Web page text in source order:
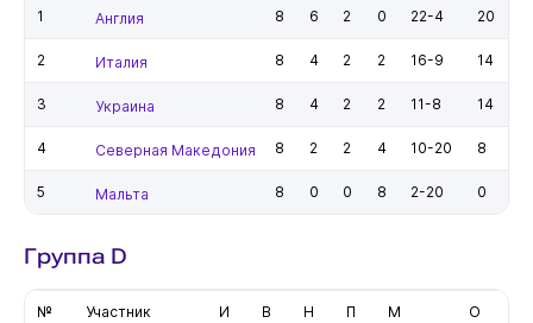
1 Англия 8 6 2 0 22-4 20
2 Италия 8 4 2 2 16-9 14
3 Украина 8 4 2 2 11-8 14
4 Северная Македония 8 2 2 4 10-20 8
5 Мальта 8 0 0 8 2-20 0
Группа D
№ Участник И В Н П М О